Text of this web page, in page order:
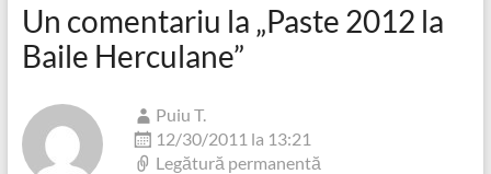
Un comentariu la „Paste 2012 la
Baile Herculane”
Puiu T.
12/30/2011 la 13:21
Legătură permanentă